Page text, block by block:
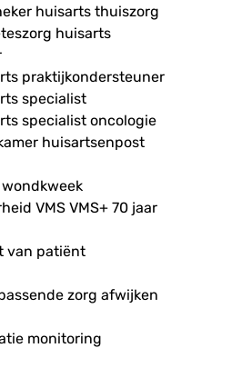
huisarts thuiszorg
huisarts
praktijkondersteuner
specialist
specialist oncologie
huisartsenpost
VMS VMS+ 70 jaar
van patiënt
zorg afwijken
monitoring